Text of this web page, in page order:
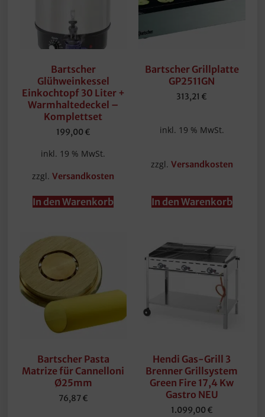
Bartscher
Glühweinkessel
Einkochtopf 30 Liter +
Warmhaltedeckel –
Komplettset
199,00 €
inkl. 19 % MwSt.
zzgl.Versandkosten
In den Warenkorb
Bartscher Grillplatte
GP2511GN
313,21 €
inkl. 19 % MwSt.
zzgl. Versandkosten
In den Warenkorb
Bartscher Pasta
Matrize für Cannelloni
Ø25mm
76,87€
Hendi Gas-Grill 3
Brenner Grillsystem
Green Fire 17,4 Kw
Gastro NEU
1.099,00 €